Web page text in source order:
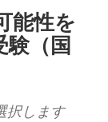
能性を
験（国
択します